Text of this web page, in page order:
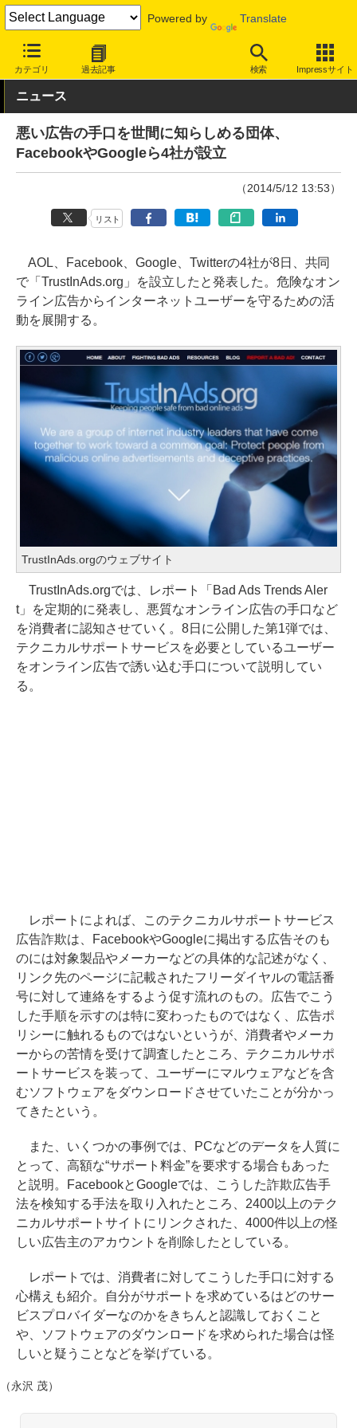
Powered by Translate
カテゴリ 過去記事 検索 Impressサイト
INTERNET Watch トピック 業界団体
ニュース
悪い広告の手口を世間に知らしめる団体、
FacebookやGoogleら4社が設立
（2014/5/12 13:53）
リスト
AOL、Facebook、Google、Twitterの4社が8日、共同
で「TrustInAds.org」を設立したと発表した。危険なオン
ライン広告からインターネットユーザーを守るための活
動を展開する。
TrustInAds.orgのウェブサイト
TrustInAds.orgでは、レポート「Bad Ads Trends Aler
t」を定期的に発表し、悪質なオンライン広告の手口など
を消費者に認知させていく。8日に公開した第1弾では、
テクニカルサポートサービスを必要としているユーザー
をオンライン広告で誘い込む手口について説明してい
る。
レポートによれば、このテクニカルサポートサービス
広告詐欺は、FacebookやGoogleに掲出する広告そのも
のには対象製品やメーカーなどの具体的な記述がなく、
リンク先のページに記載されたフリーダイヤルの電話番
号に対して連絡をするよう促す流れのもの。広告でこう
した手順を示すのは特に変わったものではなく、広告ポ
リシーに触れるものではないというが、消費者やメーカ
ーからの苦情を受けて調査したところ、テクニカルサポ
ートサービスを装って、ユーザーにマルウェアなどを含
むソフトウェアをダウンロードさせていたことが分かっ
てきたという。
また、いくつかの事例では、PCなどのデータを人質に
とって、高額な“サポート料金”を要求する場合もあった
と説明。FacebookとGoogleでは、こうした詐欺広告手
法を検知する手法を取り入れたところ、2400以上のテク
ニカルサポートサイトにリンクされた、4000件以上の怪
しい広告主のアカウントを削除したとしている。
レポートでは、消費者に対してこうした手口に対する
心構えも紹介。自分がサポートを求めているはどのサー
ビスプロバイダーなのかをきちんと認識しておくこと
や、ソフトウェアのダウンロードを求められた場合は怪
しいと疑うことなどを挙げている。
（永沢 茂）